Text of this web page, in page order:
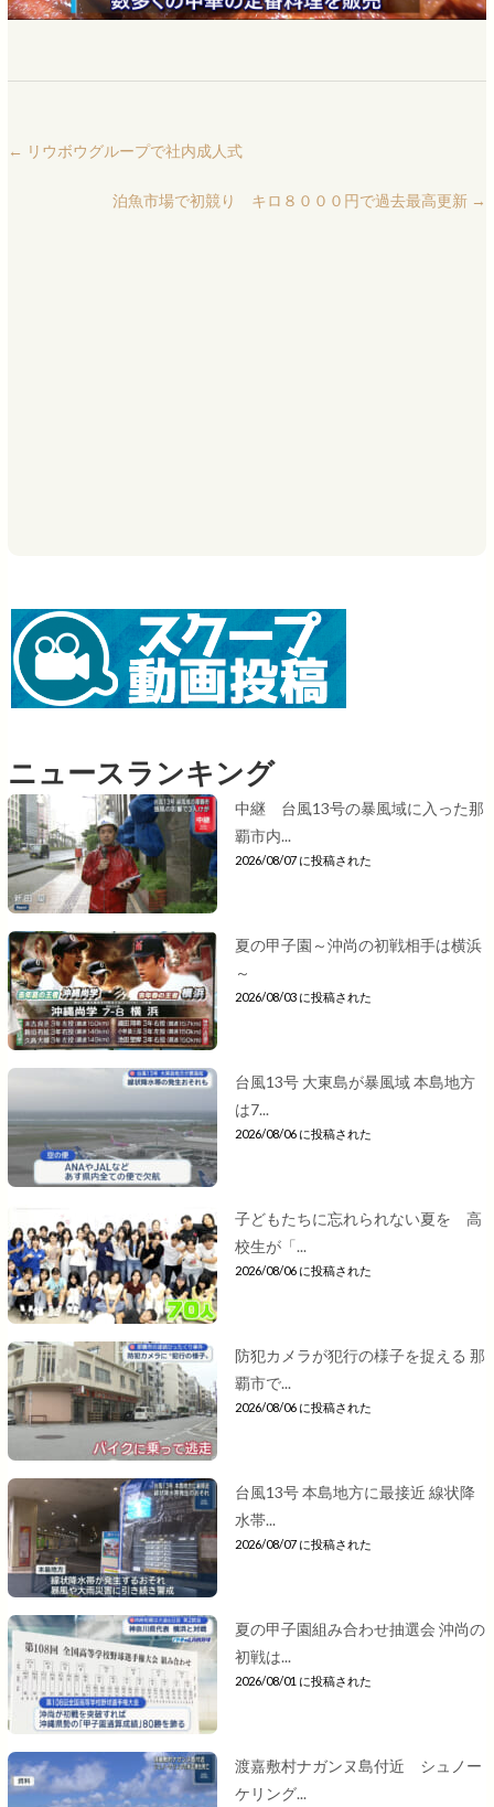
← リウボウグループで社内成人式
泊魚市場で初競り キロ８０００円で過去最高更新 →
ニュースランキング
中継 台風13号の暴風域に入った那
覇市内...
2026/08/07 に投稿された
夏の甲子園～沖尚の初戦相手は横浜
～
2026/08/03 に投稿された
台風13号 大東島が暴風域 本島地方
は7...
2026/08/06 に投稿された
子どもたちに忘れられない夏を 高
校生が「...
2026/08/06 に投稿された
防犯カメラが犯行の様子を捉える 那
覇市で...
2026/08/06 に投稿された
台風13号 本島地方に最接近 線状降
水帯...
2026/08/07 に投稿された
夏の甲子園組み合わせ抽選会 沖尚の
初戦は...
2026/08/01 に投稿された
渡嘉敷村ナガンヌ島付近 シュノー
ケリング...